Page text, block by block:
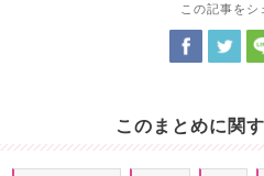
この記事をシ
このまとめに関